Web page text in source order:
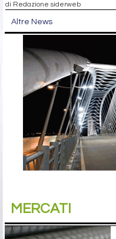
di Redazione siderweb
Altre News
MERCATI